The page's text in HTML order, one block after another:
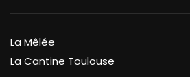
La Mêlée
La Cantine Toulouse